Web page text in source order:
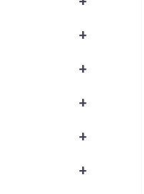
+
+
+
+
+